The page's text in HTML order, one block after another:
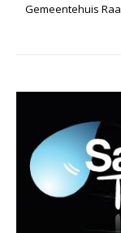
Gemeentehuis